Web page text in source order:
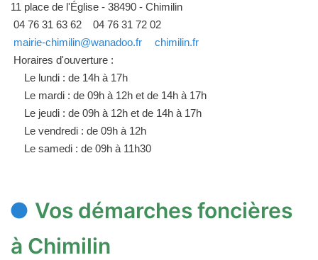
11 place de l'Église - 38490 - Chimilin
04 76 31 63 62
04 76 31 72 02
mairie-chimilin@wanadoo.fr
chimilin.fr
Horaires d'ouverture :
Le lundi : de 14h à 17h
Le mardi : de 09h à 12h et de 14h à 17h
Le jeudi : de 09h à 12h et de 14h à 17h
Le vendredi : de 09h à 12h
Le samedi : de 09h à 11h30
Vos démarches foncières
à Chimilin